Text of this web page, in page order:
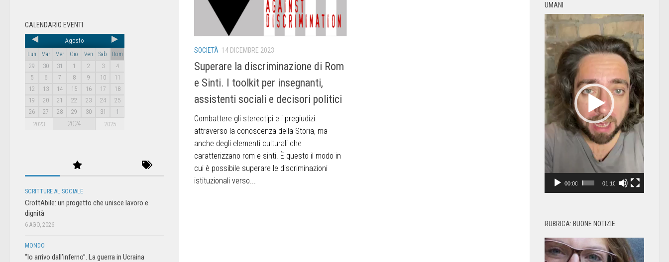
SOCIETÀ 14 DICEMBRE 2023
Superare la discriminazione di Rom
e Sinti. I toolkit per insegnanti,
assistenti sociali e decisori politici
Combattere gli stereotipi e i pregiudizi
attraverso la conoscenza della Storia, ma
anche degli elementi culturali che
caratterizzano rom e sinti. È questo il modo in
cui è possibile superare le discriminazioni
istituzionali verso...
CALENDARIO EVENTI
Agosto
Lun Mar Mer Gio Ven Sab
Dom
29
30 31 1 2 3
4
5
6 7 8 9 10
11
12
13 14 15 16 17
18
19
20 21 22 23 24
25
26
27 28 29 30 31 1
2023 2024 2025
SCRITTURE AL SOCIALE
CrottAbile: un progetto che unisce lavoro e
dignità
6 AGO, 2026
MONDO
“Io arrivo dall’inferno”. La guerra in Ucraina
UMANI
Video
Player
00:00 01:10
RUBRICA: BUONE NOTIZIE